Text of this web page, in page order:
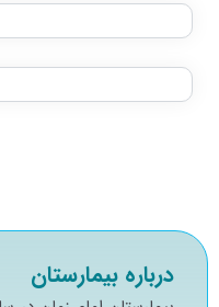
درباره بیمارستان